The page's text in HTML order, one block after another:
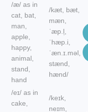
/æ/ as in
cat, bat,
man,
apple,
happy,
animal,
stand,
hand
/kæt, bæt,
mæn,
ˈæp.l̩,
ˈhæp.i,
ˈæn.ɪ.məl,
stænd,
hænd/
/eɪ/ as in
cake,
/keɪk,
neɪm,